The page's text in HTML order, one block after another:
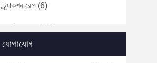
ট্র্যাকশন রোপ (6)
কন্ডাক্টর সরঞ্জাম (23)
উত্তাপযুক্ত মই
যোগাযোগ